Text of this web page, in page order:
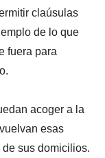
claúsulas
de lo que
fuera para
acoger a la
esas
sus domicilios.